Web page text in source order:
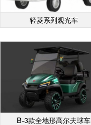
轻菱系列观光车
B-3款全地形高尔夫球车